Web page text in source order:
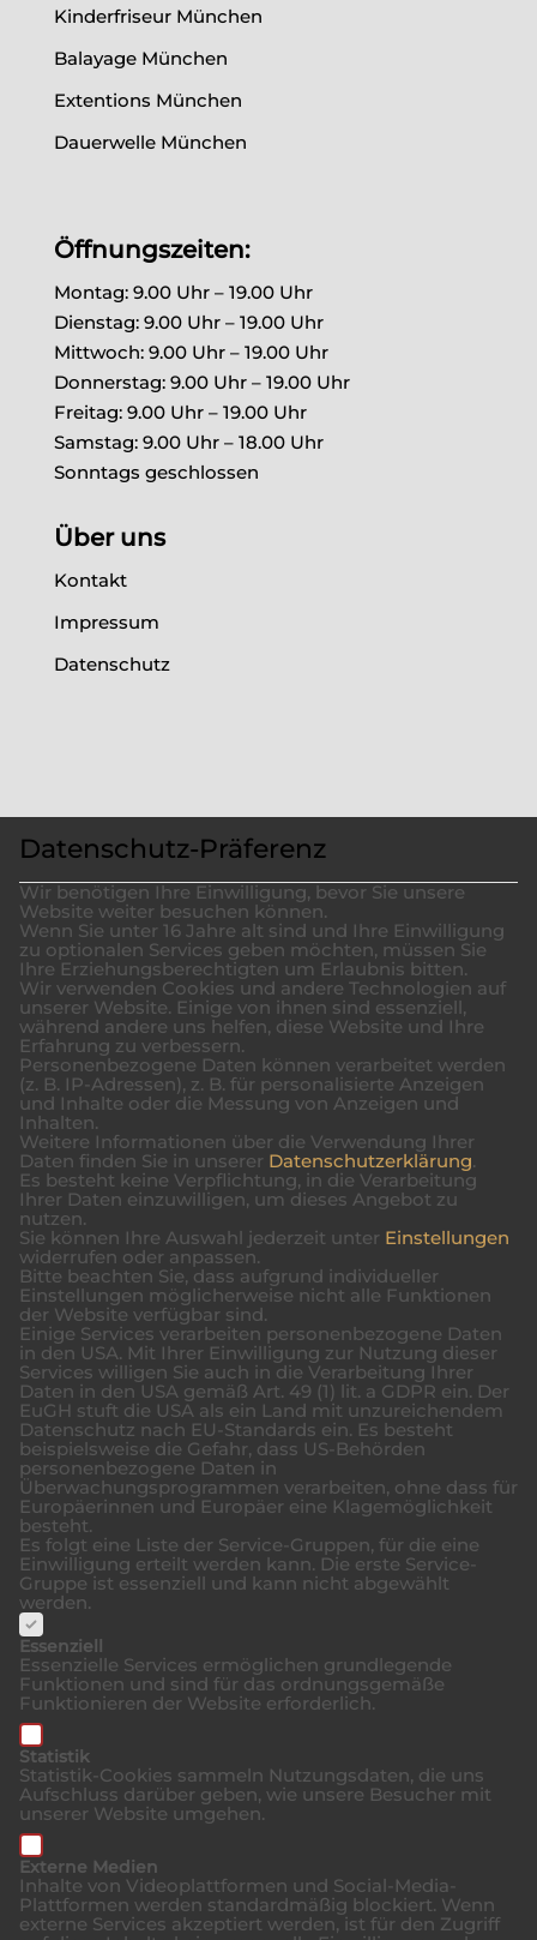
Kinderfriseur München
Balayage München
Extentions München
Dauerwelle München
Öffnungszeiten:
Montag: 9.00 Uhr – 19.00 Uhr
Dienstag: 9.00 Uhr – 19.00 Uhr
Mittwoch: 9.00 Uhr – 19.00 Uhr
Donnerstag: 9.00 Uhr – 19.00 Uhr
Freitag: 9.00 Uhr – 19.00 Uhr
Samstag: 9.00 Uhr – 18.00 Uhr
Sonntags geschlossen
Über uns
Kontakt
Impressum
Datenschutz
Datenschutz-Präferenz
Wir benötigen Ihre Einwilligung, bevor Sie unsere
Website weiter besuchen können.
Wenn Sie unter 16 Jahre alt sind und Ihre Einwilligung
zu optionalen Services geben möchten, müssen Sie
Ihre Erziehungsberechtigten um Erlaubnis bitten.
Wir verwenden Cookies und andere Technologien auf
unserer Website. Einige von ihnen sind essenziell,
während andere uns helfen, diese Website und Ihre
Erfahrung zu verbessern.
Personenbezogene Daten können verarbeitet werden
(z. B. IP-Adressen), z. B. für personalisierte Anzeigen
und Inhalte oder die Messung von Anzeigen und
Inhalten.
Weitere Informationen über die Verwendung Ihrer
Daten finden Sie in unserer Datenschutzerklärung.
Es besteht keine Verpflichtung, in die Verarbeitung
Ihrer Daten einzuwilligen, um dieses Angebot zu
nutzen.
Sie können Ihre Auswahl jederzeit unter Einstellungen
widerrufen oder anpassen.
Bitte beachten Sie, dass aufgrund individueller
Einstellungen möglicherweise nicht alle Funktionen
der Website verfügbar sind.
Einige Services verarbeiten personenbezogene Daten
in den USA. Mit Ihrer Einwilligung zur Nutzung dieser
Services willigen Sie auch in die Verarbeitung Ihrer
Daten in den USA gemäß Art. 49 (1) lit. a GDPR ein. Der
EuGH stuft die USA als ein Land mit unzureichendem
Datenschutz nach EU-Standards ein. Es besteht
beispielsweise die Gefahr, dass US-Behörden
personenbezogene Daten in
Überwachungsprogrammen verarbeiten, ohne dass für
Europäerinnen und Europäer eine Klagemöglichkeit
besteht.
Es folgt eine Liste der Service-Gruppen, für die eine
Einwilligung erteilt werden kann. Die erste Service-
Gruppe ist essenziell und kann nicht abgewählt
werden.
Essenziell
Essenzielle Services ermöglichen grundlegende
Funktionen und sind für das ordnungsgemäße
Funktionieren der Website erforderlich.
Statistik
Statistik-Cookies sammeln Nutzungsdaten, die uns
Aufschluss darüber geben, wie unsere Besucher mit
unserer Website umgehen.
Externe Medien
Inhalte von Videoplattformen und Social-Media-
Plattformen werden standardmäßig blockiert. Wenn
externe Services akzeptiert werden, ist für den Zugriff